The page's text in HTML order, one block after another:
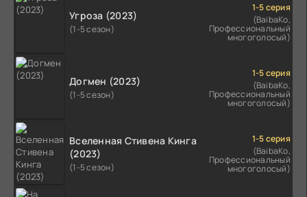
Угроза (2023)
(1-5 сезон)
1-5 серия
(BaibaKo,
Профессиональный
многоголосый)
Догмен (2023)
(1-5 сезон)
1-5 серия
(BaibaKo,
Профессиональный
многоголосый)
Вселенная Стивена Кинга
(2023)
(1-5 сезон)
1-5 серия
(BaibaKo,
Профессиональный
многоголосый)